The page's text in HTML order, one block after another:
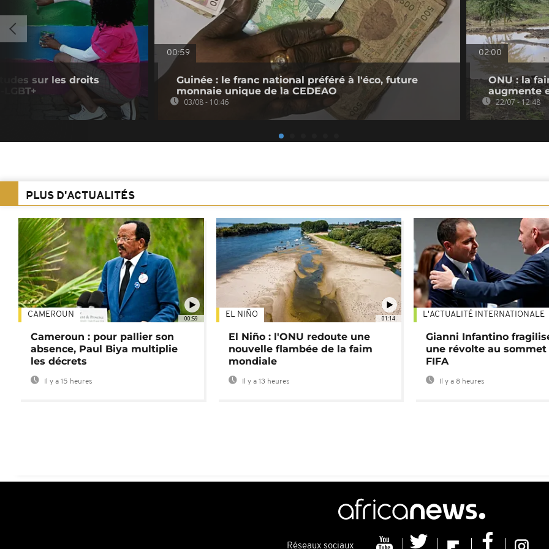
sur les droits
00:59
Guinée : le franc national préféré à l'éco, future
monnaie unique de la CEDEAO
03/08 - 10:46
02:00
ONU : la
augmente
22/07 - 12:48
PLUS D'ACTUALITÉS
00:59
CAMEROUN
Cameroun : pour pallier son
absence, Paul Biya multiplie
les décrets
Il y a 15 heures
01:14
EL NIÑO
El Niño : l'ONU redoute une
nouvelle flambée de la faim
mondiale
Il y a 13 heures
L'ACTUALITÉ INTERNATIONALE
Gianni Infantino
une révolte au sommet
FIFA
Il y a 8 heures
Réseaux sociaux